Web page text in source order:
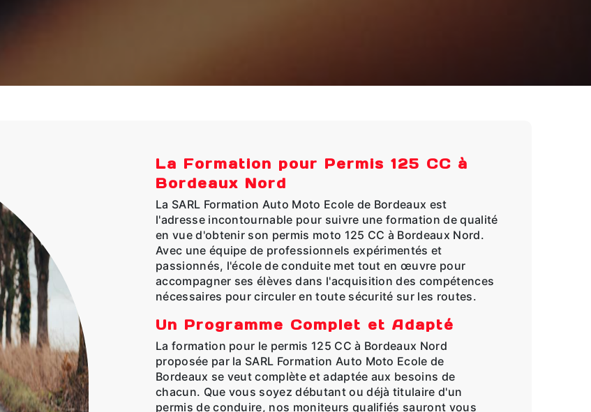
La Formation pour Permis 125 CC à
Bordeaux Nord
La SARL Formation Auto Moto Ecole de Bordeaux est
l'adresse incontournable pour suivre une formation de qualité
en vue d'obtenir son permis moto 125 CC à Bordeaux Nord.
Avec une équipe de professionnels expérimentés et
passionnés, l'école de conduite met tout en œuvre pour
accompagner ses élèves dans l'acquisition des compétences
nécessaires pour circuler en toute sécurité sur les routes.
Un Programme Complet et Adapté
La formation pour le permis 125 CC à Bordeaux Nord
proposée par la SARL Formation Auto Moto Ecole de
Bordeaux se veut complète et adaptée aux besoins de
chacun. Que vous soyez débutant ou déjà titulaire d'un
permis de conduire, nos moniteurs qualifiés sauront vous